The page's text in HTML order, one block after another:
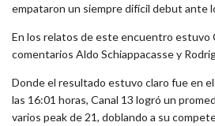
empataron un siempre difícil debut ante
En los relatos de este encuentro estuvo
comentarios Aldo Schiappacasse y
Donde el resultado estuvo claro fue en
las 16:01 horas, Canal 13 logró un
varios peak de 21, doblando a su